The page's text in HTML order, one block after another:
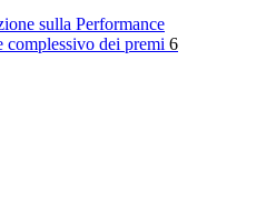
sulla Performance
complessivo dei premi 6